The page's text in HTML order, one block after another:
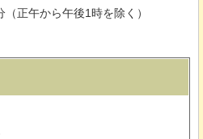
正午から午後1時を除く）